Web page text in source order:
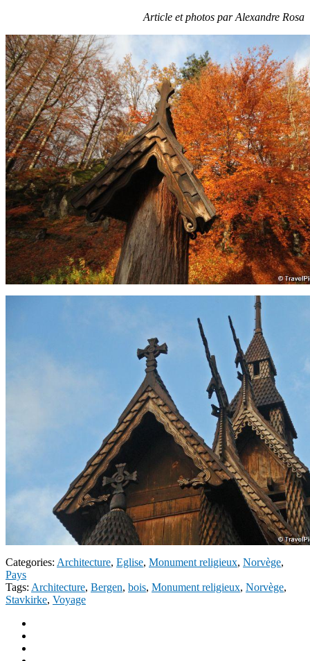
Article et photos par Alexandre Rosa
Categories: Architecture, Eglise, Monument religieux, Norvège,
Pays
Tags: Architecture, Bergen, bois, Monument religieux, Norvège,
Stavkirke, Voyage